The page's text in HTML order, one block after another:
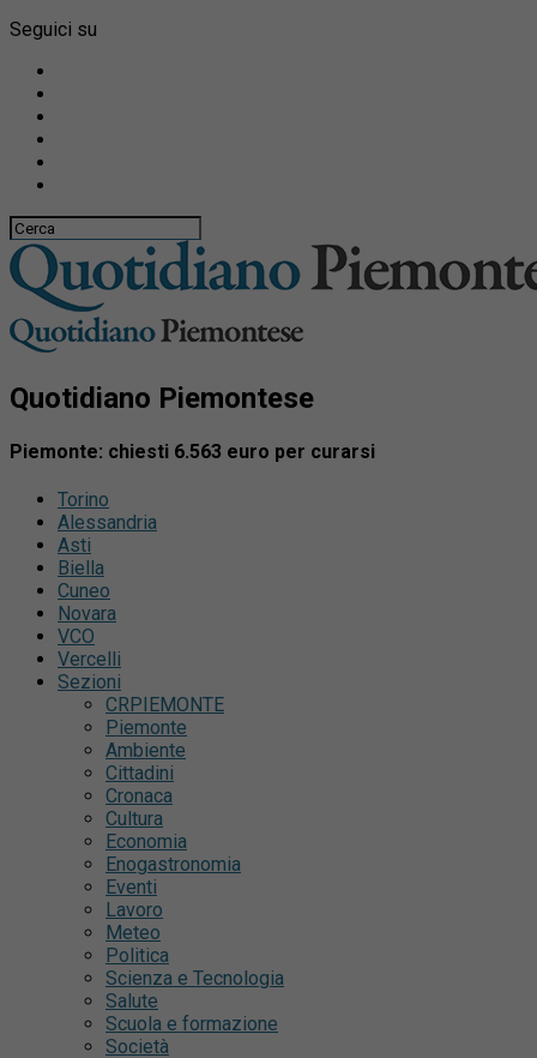
Seguici su
Quotidiano Piemontese
Piemonte: chiesti 6.563 euro per curarsi
Torino
Alessandria
Asti
Biella
Cuneo
Novara
VCO
Vercelli
Sezioni
CRPIEMONTE
Piemonte
Ambiente
Cittadini
Cronaca
Cultura
Economia
Enogastronomia
Eventi
Lavoro
Meteo
Politica
Scienza e Tecnologia
Salute
Scuola e formazione
Società